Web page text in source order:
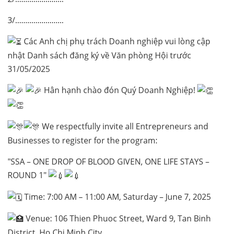
3/........................
Các Anh chị phụ trách Doanh nghiệp vui lòng cập
nhật Danh sách đăng ký về Văn phòng Hội trước
31/05/2025
Hân hạnh chào đón Quý Doanh Nghiệp!
We respectfully invite all Entrepreneurs and
Businesses to register for the program:
"SSA – ONE DROP OF BLOOD GIVEN, ONE LIFE STAYS –
ROUND 1"
Time: 7:00 AM – 11:00 AM, Saturday – June 7, 2025
Venue: 106 Thien Phuoc Street, Ward 9, Tan Binh